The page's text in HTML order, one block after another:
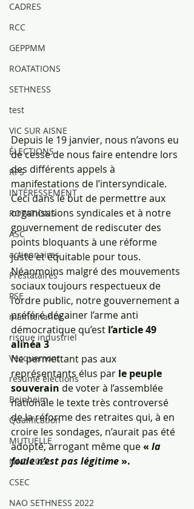
CADRES
RCC
GEPPMM
ROATATIONS
SETHNESS
test
VIC SUR AISNE
ÉLECTIONS
RPS
INTÉRESSEMENT
ROTATIONS
ASC
actionnaires
Prestataires
PSE
maintenance
risque industriel
Vecquemont
résumé élections
Beinheim
Qualification
MUTUELLE
NAO 2022
CSEC
NAO SETHNESS 2022
Depuis le 19 janvier, nous n’avons eu
de cesse de nous faire entendre lors
des différents appels à
manifestations de l’intersyndicale.
Ceci dans le but de permettre aux
organisations syndicales et à notre
gouvernement de rediscuter des
points bloquants à une réforme
juste et équitable pour tous.
Néanmoins malgré des mouvements
sociaux toujours respectueux de
l’ordre public, notre gouvernement a
préféré dégainer l’arme anti
démocratique qu’est l’article 49
alinéa 3
Ne permettant pas aux
représentants élus par le peuple
souverain de voter à l’assemblée
nationale le texte très controversé
de la réforme des retraites qui, à en
croire les sondages, n’aurait pas été
adopté, arrogant même que « la
foule n’est pas légitime ».